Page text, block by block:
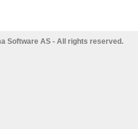
Software AS - All rights reserved.